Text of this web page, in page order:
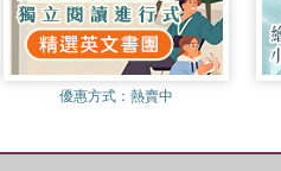
優惠方式： 熱賣中